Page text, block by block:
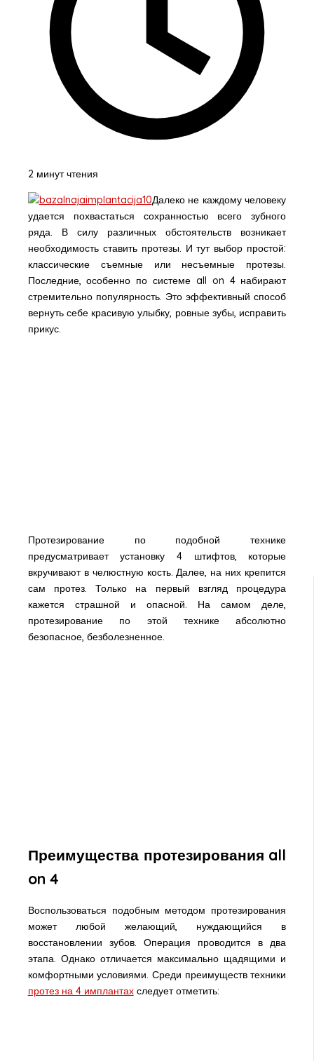
2 минут чтения
Далеко не каждому человеку
удается похвастаться сохранностью всего зубного
ряда. В силу различных обстоятельств возникает
необходимость ставить протезы. И тут выбор простой:
классические съемные или несъемные протезы.
Последние, особенно по системе all on 4 набирают
стремительно популярность. Это эффективный способ
вернуть себе красивую улыбку, ровные зубы, исправить
прикус.
Протезирование по подобной технике
предусматривает установку 4 штифтов, которые
вкручивают в челюстную кость. Далее, на них крепится
сам протез. Только на первый взгляд процедура
кажется страшной и опасной. На самом деле,
протезирование по этой технике абсолютно
безопасное, безболезненное.
Преимущества протезирования all
on 4
Воспользоваться подобным методом протезирования
может любой желающий, нуждающийся в
восстановлении зубов. Операция проводится в два
этапа. Однако отличается максимально щадящими и
комфортными условиями. Среди преимуществ техники
протез на 4 имплантахследует отметить: